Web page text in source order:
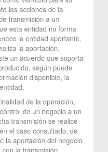
las acciones de la
transmisión a un
esta entidad no forma
la entidad aportante,
la aportación,
un acuerdo que soporta
según puede
disponible, la
de la operación,
de un negocio a un
transmisión se realice
el caso consultado, de
la aportación del negocio
la transmisión